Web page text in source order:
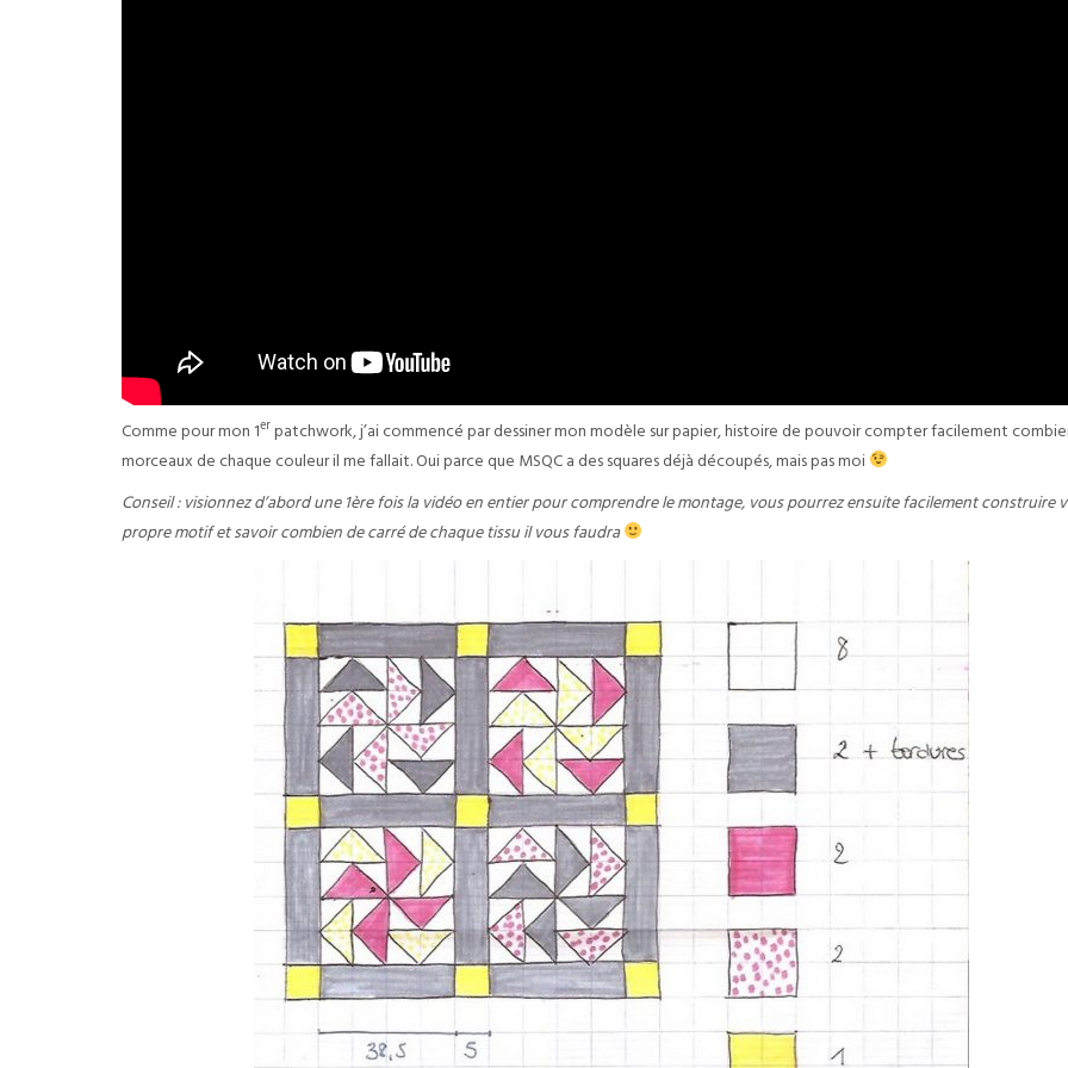
Comme pour mon 1erpatchwork, j’ai commencé par dessiner mon modèle sur papier, histoire de pouvoir compter facilement
morceaux de chaque couleur il me fallait. Oui parce que MSQC a des squares déjà découpés, mais pas moi
Conseil : visionnez d’abord une 1ère fois la vidéo en entier pour comprendre le montage, vous pourrez ensuite facilement construire
propre motif et savoir combien de carré de chaque tissu il vous faudra